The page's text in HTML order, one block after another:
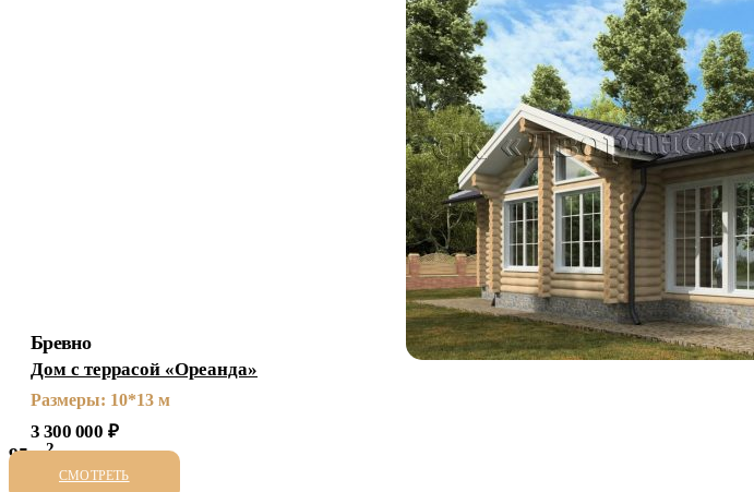
Бревно
Дом с террасой «Ореанда»
Размеры: 10*13 м
3 300 000 ₽
95 м2
СМОТРЕТЬ